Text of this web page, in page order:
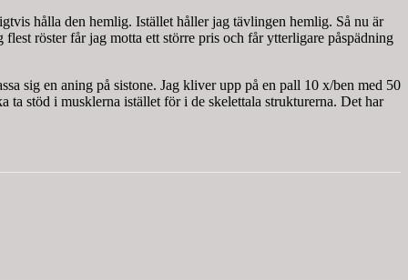
hålla den hemlig. Istället håller jag tävlingen hemlig. Så nu är
röster får jag motta ett större pris och får ytterligare påspädning
sig en aning på sistone. Jag kliver upp på en pall 10 x/ben med 50
stöd i musklerna istället för i de skelettala strukturerna. Det har